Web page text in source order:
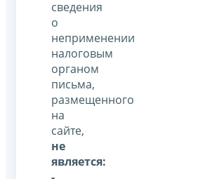
сведения
о
неприменении
налоговым
органом
письма,
размещенного
на
сайте,
не
является: